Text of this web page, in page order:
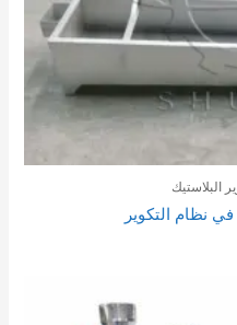
البلاستيك
في نظام التكوير